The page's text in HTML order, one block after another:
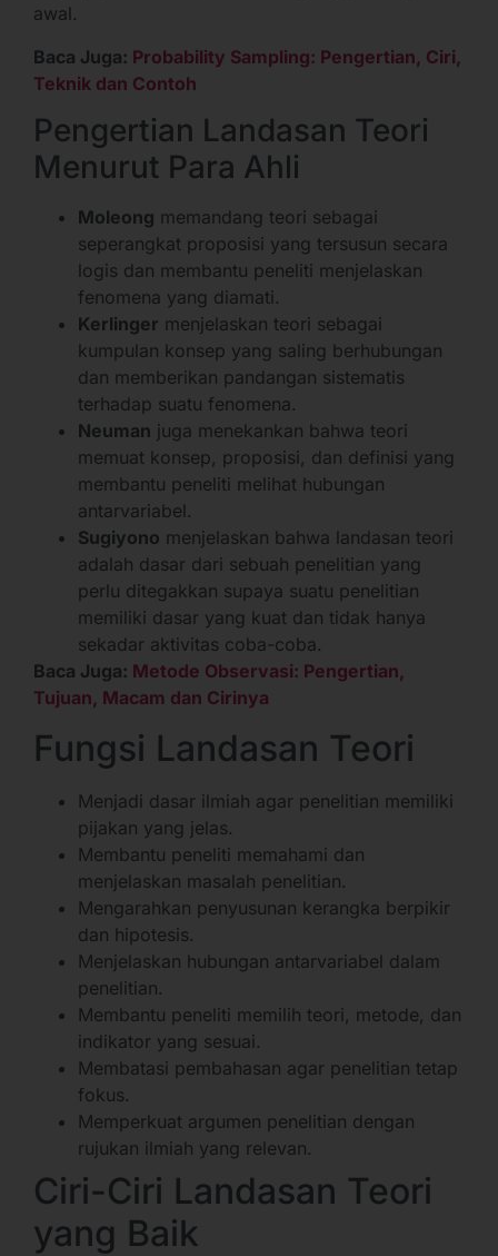
awal.
Baca Juga: Probability Sampling: Pengertian, Ciri,
Teknik dan Contoh
Pengertian Landasan Teori
Menurut Para Ahli
Moleong memandang teori sebagai
seperangkat proposisi yang tersusun secara
logis dan membantu peneliti menjelaskan
fenomena yang diamati.
Kerlinger menjelaskan teori sebagai
kumpulan konsep yang saling berhubungan
dan memberikan pandangan sistematis
terhadap suatu fenomena.
Neuman juga menekankan bahwa teori
memuat konsep, proposisi, dan definisi yang
membantu peneliti melihat hubungan
antarvariabel.
Sugiyono menjelaskan bahwa landasan teori
adalah dasar dari sebuah penelitian yang
perlu ditegakkan supaya suatu penelitian
memiliki dasar yang kuat dan tidak hanya
sekadar aktivitas coba-coba.
Baca Juga: Metode Observasi: Pengertian,
Tujuan, Macam dan Cirinya
Fungsi Landasan Teori
Menjadi dasar ilmiah agar penelitian memiliki
pijakan yang jelas.
Membantu peneliti memahami dan
menjelaskan masalah penelitian.
Mengarahkan penyusunan kerangka berpikir
dan hipotesis.
Menjelaskan hubungan antarvariabel dalam
penelitian.
Membantu peneliti memilih teori, metode, dan
indikator yang sesuai.
Membatasi pembahasan agar penelitian tetap
fokus.
Memperkuat argumen penelitian dengan
rujukan ilmiah yang relevan.
Ciri-Ciri Landasan Teori
yang Baik